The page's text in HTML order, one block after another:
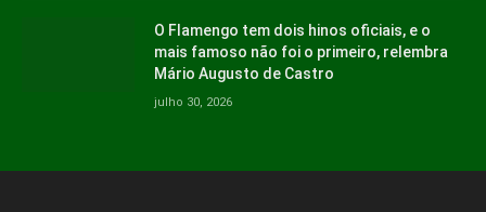
O Flamengo tem dois hinos oficiais, e o
mais famoso não foi o primeiro, relembra
Mário Augusto de Castro
julho 30, 2026